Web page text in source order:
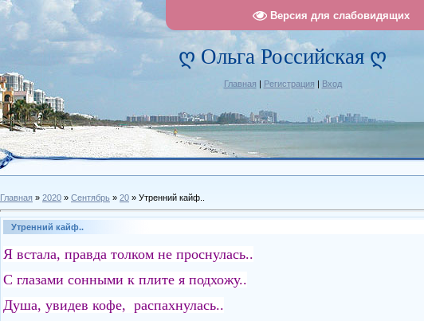
Версия для слабовидящих
ღ Ольга Российская ღ
Главная | Регистрация | Вход
Главная » 2020 » Сентябрь » 20 » Утренний кайф..
Утренний кайф..
Я встала, правда толком не проснулась..
С глазами сонными к плите я подхожу..
Душа, увидев кофе, распахнулась..